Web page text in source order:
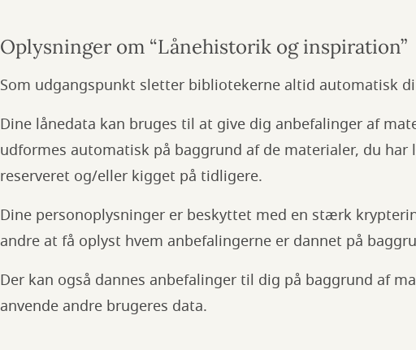
Oplysninger om “Lånehistorik og inspiration”
Som udgangspunkt sletter bibliotekerne altid automatisk
Dine lånedata kan bruges til at give dig anbefalinger af
udformes automatisk på baggrund af de materialer, du har
reserveret og/eller kigget på tidligere.
Dine personoplysninger er beskyttet med en stærk
andre at få oplyst hvem anbefalingerne er dannet på
Der kan også dannes anbefalinger til dig på baggrund af
anvende andre brugeres data.